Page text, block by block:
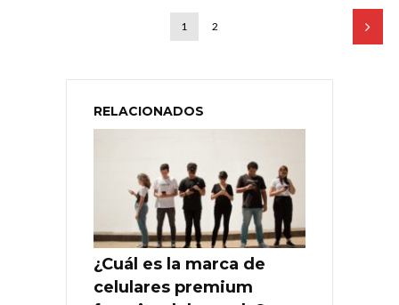
1 2
RELACIONADOS
¿Cuál es la marca de
celulares premium